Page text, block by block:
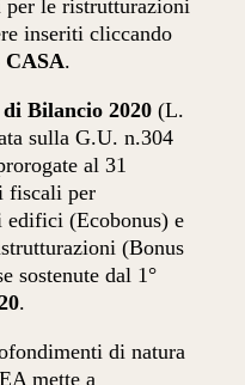
le ristrutturazioni
inseriti cliccando
CASA.
di Bilancio 2020 (L.
sulla G.U. n.304
al 31
fiscali per
edifici (Ecobonus) e
(Bonus
sostenute dal 1°
.
di natura
mette a